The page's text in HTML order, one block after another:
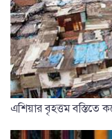
এশিয়ার বৃহত্তম বস্তিতে